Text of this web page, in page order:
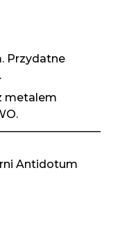
Przydatne
metalem
Antidotum